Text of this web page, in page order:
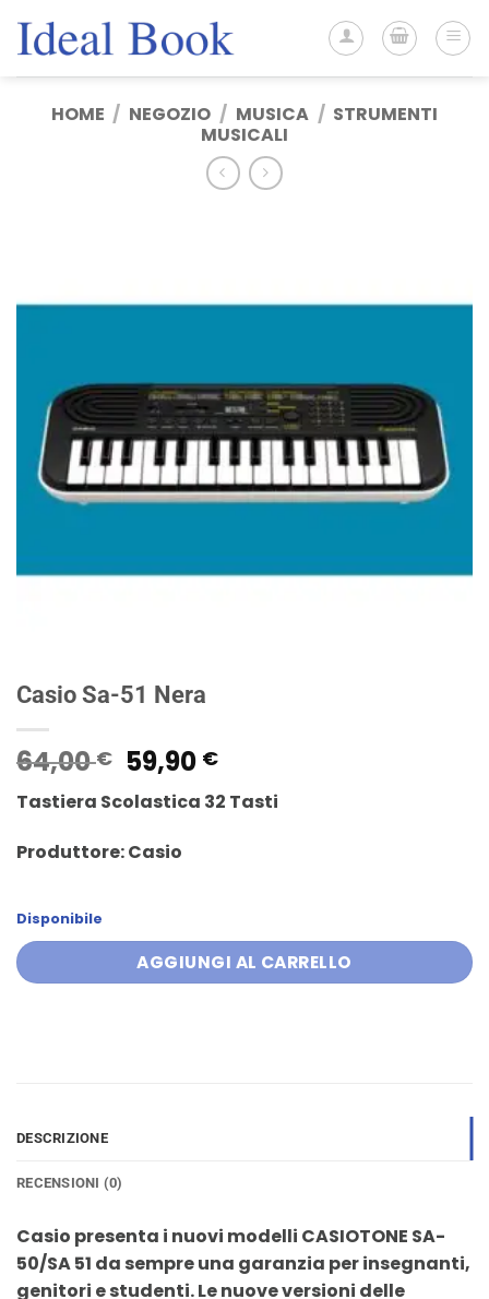
HOME / NEGOZIO / MUSICA / STRUMENTI
MUSICALI
Casio Sa-51 Nera
64,00€ Il
prezzo
originale
era:
64,00 €.
59,90 €Il
prezzo
attuale
Tastiera Scolastica 32 Tasti
Produttore: Casio
Disponibile
AGGIUNGI AL CARRELLO
DESCRIZIONE
RECENSIONI (0)
Casio presenta i nuovi modelli CASIOTONE SA-
50/SA 51 da sempre una garanzia per insegnanti,
genitori e studenti. Le nuove versioni delle